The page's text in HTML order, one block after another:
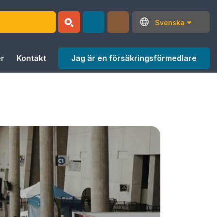
Svenska
Kontakt Jag är en försäkringsförmedlare